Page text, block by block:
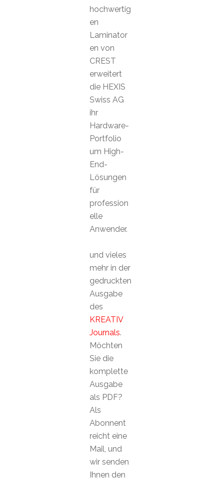
hochwertig
en
Laminator
en von
CREST
erweitert
die HEXIS
Swiss AG
ihr
Hardware-
Portfolio
um High-
End-
Lösungen
für
profession
elle
Anwender.
und vieles
mehr in der
gedruckten
Ausgabe
des
KREATIV
Journals.
Möchten
Sie die
komplette
Ausgabe
als PDF?
Als
Abonnent
reicht eine
Mail, und
wir senden
Ihnen den